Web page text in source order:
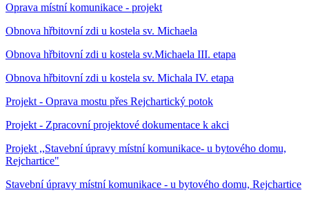
Oprava místní komunikace - projekt
Obnova hřbitovní zdi u kostela sv. Michaela
Obnova hřbitovní zdi u kostela sv.Michaela III. etapa
Obnova hřbitovní zdi u kostela sv. Michala IV. etapa
Projekt - Oprava mostu přes Rejchartický potok
Projekt - Zpracovní projektové dokumentace k akci
Projekt ,,Stavební úpravy místní komunikace- u bytového domu,
Rejchartice"
Stavební úpravy místní komunikace - u bytového domu, Rejchartice